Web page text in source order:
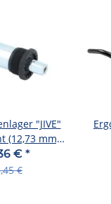
"JIVE"
(12,73 mm),
/ 122,5
€ *
€